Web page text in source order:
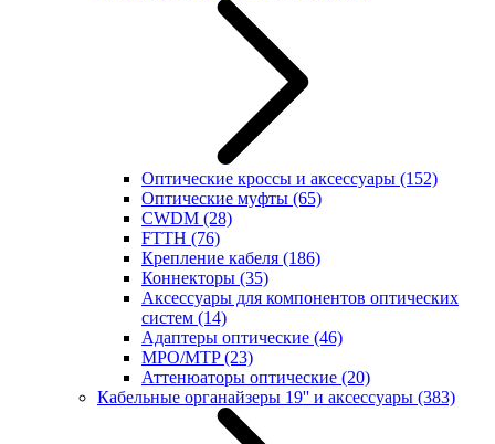
Оптические кроссы и аксессуары (152)
Оптические муфты (65)
CWDM (28)
FTTH (76)
Крепление кабеля (186)
Коннекторы (35)
Аксессуары для компонентов оптических
систем (14)
Адаптеры оптические (46)
MPO/MTP(23)
Аттенюаторы оптические (20)
Кабельные органайзеры 19'' и аксессуары (383)